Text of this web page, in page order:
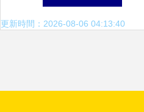
備信息
更新時間：2026-08-06 04:13:40